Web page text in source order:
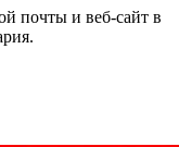
почты и веб-сайт в